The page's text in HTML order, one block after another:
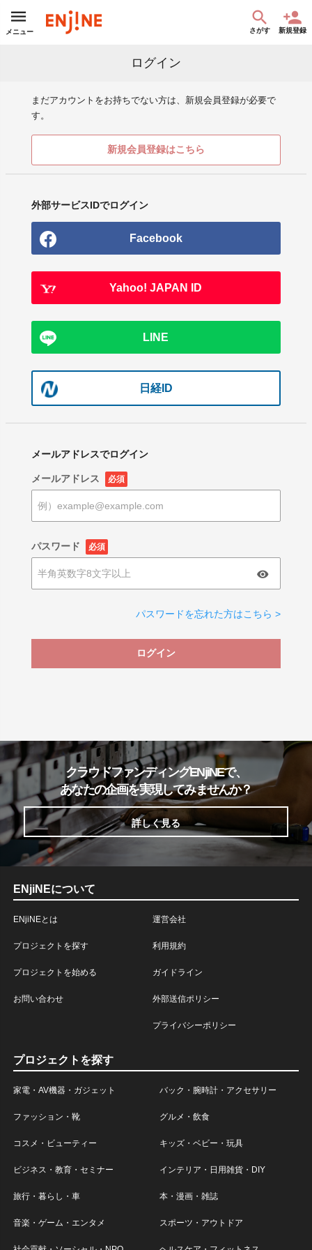
メニュー さがす 新規登録
ログイン
まだアカウントをお持ちでない方は、新規会員登録が必要で
す。
新規会員登録はこちら
外部サービスIDでログイン
Facebook
Yahoo! JAPAN ID
LINE
日経ID
メールアドレスでログイン
メールアドレス 必須
パスワード 必須
パスワードを忘れた方はこちら >
ログイン
クラウドファンディングENjiNEで、
あなたの企画を実現してみませんか？
詳しく見る
ENjiNEについて
ENjiNEとは
プロジェクトを探す
プロジェクトを始める
お問い合わせ
運営会社
利用規約
ガイドライン
外部送信ポリシー
プライバシーポリシー
プロジェクトを探す
家電・AV機器・ガジェット バック・腕時計・アクセサリー
ファッション・靴 グルメ・飲食
コスメ・ビューティー キッズ・ベビー・玩具
ビジネス・教育・セミナー インテリア・日用雑貨・DIY
旅行・暮らし・車 本・漫画・雑誌
音楽・ゲーム・エンタメ スポーツ・アウトドア